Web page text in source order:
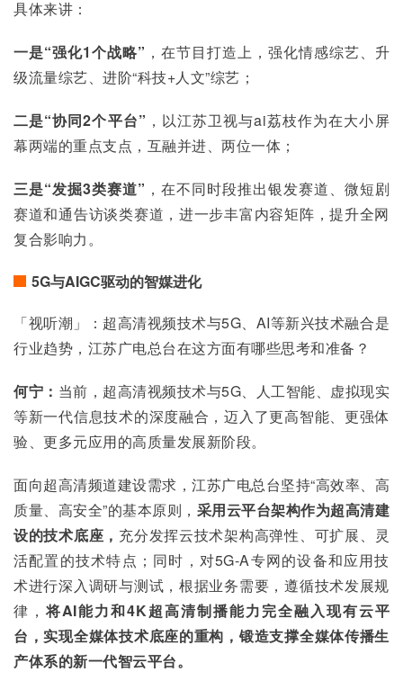
具体来讲：
一是“强化1个战略” ，在节目打造上，强化情感综艺、升
级流量综艺、进阶“科技+人文”综艺；
二是“协同2个平台” ，以江苏卫视与ai荔枝作为在大小屏
幕两端的重点支点，互融并进、两位一体；
三是“发掘3类赛道” ，在不同时段推出银发赛道、微短剧
赛道和通告访谈类赛道，进一步丰富内容矩阵，提升全网
复合影响力。
5G与AIGC驱动的智媒进化
「视听潮」：超高清视频技术与5G、AI等新兴技术融合是
行业趋势，江苏广电总台在这方面有哪些思考和准备？
何宁： 当前，超高清视频技术与5G、人工智能、虚拟现实
等新一代信息技术的深度融合，迈入了更高智能、更强体
验、更多元应用的高质量发展新阶段。
面向超高清频道建设需求，江苏广电总台坚持“高效率、高
质量、高安全”的基本原则， 采用云平台架构作为超高清建
设的技术底座， 充分发挥云技术架构高弹性、可扩展、灵
活配置的技术特点；同时，对5G-A专网的设备和应用技
术进行深入调研与测试，根据业务需要，遵循技术发展规
律，将AI能力和4K超高清制播能力完全融入现有云平
台，实现全媒体技术底座的重构，锻造支撑全媒体传播生
产体系的新一代智云平台。